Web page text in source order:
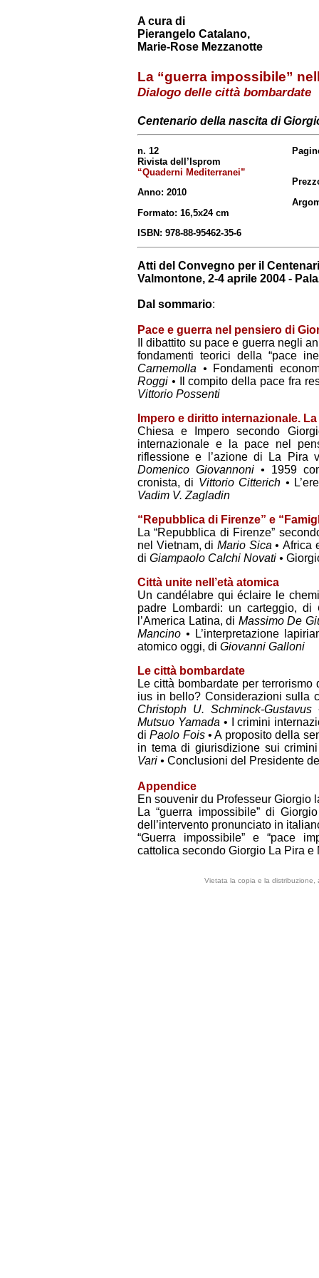
A cura di
Pierangelo Catalano,
Marie-Rose Mezzanotte
La “guerra impossibile”
Dialogo delle città bombardate
Centenario della nascita di
n. 12
Rivista dell’Isprom
“Quaderni Mediterranei”
Anno: 2010
Formato: 16,5x24 cm
ISBN: 978-88-95462-35-6
Atti del Convegno per il
Valmontone, 2-4 aprile 2004 -
Dal sommario:
Pace e guerra nel pensiero di
Il dibattito su pace e guerra negli
fondamenti teorici della “pace
Carnemolla •
Fondamenti
Roggi •
Il compito della pace fra
Vittorio Possenti
Impero e diritto internazionale.
Chiesa e Impero secondo
internazionale e la pace nel
riflessione e l’azione di La Pira
Domenico Giovannoni • 1959
cronista,di Vittorio Citterich •
Vadim V. Zagladin
“Repubblica di Firenze” e
La “Repubblica di Firenze”
nel Vietnam,diMario Sica •Africa
di Giampaolo Calchi Novati •
Città unite nell’età atomica
Un candélabre qui éclaire le
padre Lombardi: un carteggio, di
l’America Latina,di Massimo De
Mancino •
L’interpretazione
atomico oggi, di Giovanni Galloni
Le città bombardate
Le città bombardate per terrorismo
ius in bello? Considerazioni sulla
Christoph U. Schminck-Gustavus
Mutsuo Yamada •
I crimini
diPaolo Fois•A proposito della
in tema di giurisdizione sui
Vari • Conclusioni del Presidente
Appendice
En souvenir du Professeur Giorgio
La “guerra impossibile” di
dell’intervento pronunciato in
“Guerra impossibile” e “pace
cattolica secondo Giorgio La Pira
Vietata la copia e la distribuzione,